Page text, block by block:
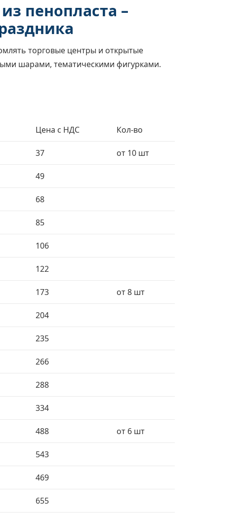
пенопласта –
торговые центры и открытые
шарами, тематическими фигурками.
Цена с НДС Кол-во
37 от 10 шт
49
68
85
106
122
173 от 8 шт
204
235
266
288
334
488 от 6 шт
543
469
655